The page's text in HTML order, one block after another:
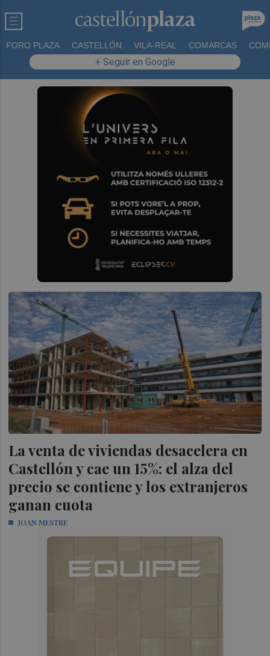
FORO PLAZA CASTELLÓN VILA-REAL COMARCAS
+ Seguir en Google
La venta de viviendas desacelera en
Castellón y cae un 15%: el alza del
precio se contiene y los extranjeros
ganan cuota
JOAN MESTRE